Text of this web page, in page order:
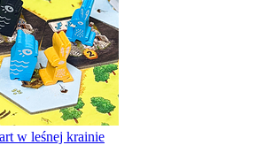
w leśnej krainie